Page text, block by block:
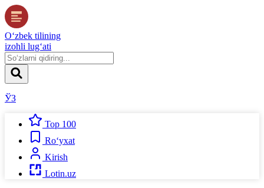
O‘zbek tilining
izohli lug‘ati
ЎЗ
Top 100
Ro‘yxat
Kirish
Lotin.uz